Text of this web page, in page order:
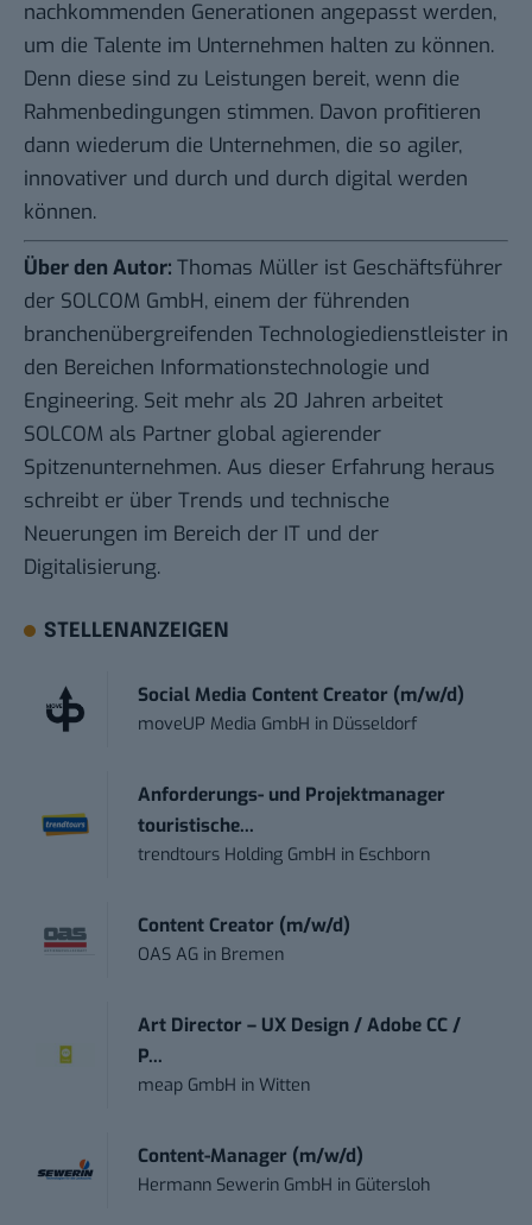
nachkommenden Generationen angepasst werden,
um die Talente im Unternehmen halten zu können.
Denn diese sind zu Leistungen bereit, wenn die
Rahmenbedingungen stimmen. Davon profitieren
dann wiederum die Unternehmen, die so agiler,
innovativer und durch und durch digital werden
können.
Über den Autor: Thomas Müller ist Geschäftsführer
der SOLCOM GmbH, einem der führenden
branchenübergreifenden Technologiedienstleister in
den Bereichen Informationstechnologie und
Engineering. Seit mehr als 20 Jahren arbeitet
SOLCOM als Partner global agierender
Spitzenunternehmen. Aus dieser Erfahrung heraus
schreibt er über Trends und technische
Neuerungen im Bereich der IT und der
Digitalisierung.
STELLENANZEIGEN
Social Media Content Creator (m/w/d)
moveUP Media GmbH in Düsseldorf
Anforderungs- und Projektmanager
touristische...
trendtours Holding GmbH in Eschborn
Content Creator (m/w/d)
OAS AG in Bremen
Art Director – UX Design / Adobe CC /
P...
meap GmbH inWitten
Content-Manager (m/w/d)
Hermann Sewerin GmbH in Gütersloh